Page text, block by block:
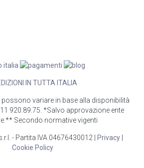
IN TUTTA ITALIA
variare in base alla disponibilità
920.89.75. *Salvo approvazione ente
Secondo normative vigenti
- Partita IVA 04676430012 | Privacy|
Cookie Policy